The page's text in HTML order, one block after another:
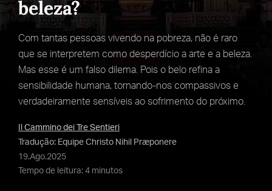
beleza?
Com tantas pessoas vivendo na pobreza, não é raro
que se interpretem como desperdício a arte e a beleza.
Mas esse é um falso dilema. Pois o belo refina a
sensibilidade humana, tornando-nos compassivos e
verdadeiramente sensíveis ao sofrimento do próximo.
Il Cammino dei Tre Sentieri
Tradução: Equipe Christo Nihil Præponere
19.Ago.2025
Tempo de leitura: 4 minutos